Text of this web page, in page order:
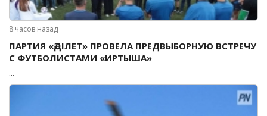
8 часов назад
ПАРТИЯ «ӘДІЛЕТ» ПРОВЕЛА ПРЕДВЫБОРНУЮ ВСТРЕЧУ
С ФУТБОЛИСТАМИ «ИРТЫША»
...